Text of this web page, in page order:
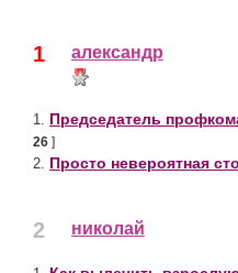
1 александр
1. Председатель
26 ]
2. Просто невероятная
2 николай